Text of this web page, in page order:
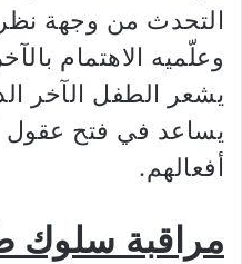
التحدث من وجهة
وعلّميه الاهتمام
يشعر الطفل الآخر
يساعد في فتح عقول
أفعالهم.
مراقبة سلوك